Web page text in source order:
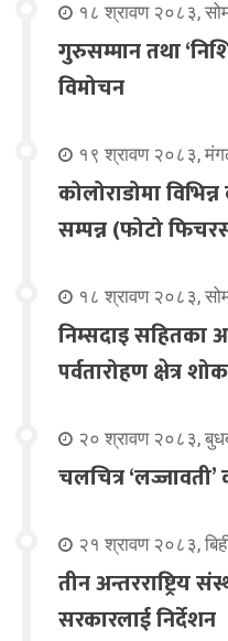
१८ श्रावण २०८३,
गुरुसम्मान तथा
विमोचन
१९ श्रावण २०८३,
कोलोराडोमा
सम्पन्न (फोटो
१८ श्रावण २०८३,
निम्सदाइ सहितका
पर्वतारोहण क्षेत्र
२० श्रावण २०८३,
चलचित्र
२१ श्रावण २०८३,
तीन अन्तरराष्ट्रिय
सरकारलाई निर्देशन